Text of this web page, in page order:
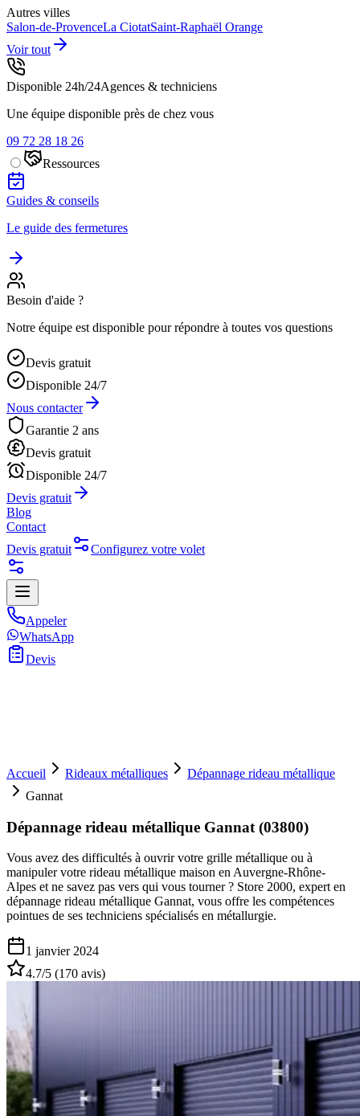
Autres villes
Salon-de-ProvenceLa CiotatSaint-Raphaël Orange
Voir tout
Disponible 24h/24Agences & techniciens
Une équipe disponible près de chez vous
09 72 28 18 26
Ressources
Guides & conseils
Le guide des fermetures
Besoin d'aide ?
Notre équipe est disponible pour répondre à toutes vos questions
Devis gratuit
Disponible 24/7
Nous contacter
Garantie 2 ans
Devis gratuit
Disponible 24/7
Devis gratuit
Blog
Contact
Devis gratuit
Configurez votre volet
Appeler
WhatsApp
Devis
Accueil Rideaux métalliques
Dépannage rideau métallique
Gannat
Dépannage rideau métallique Gannat (03800)
Vous avez des difficultés à ouvrir votre grille métallique ou à
manipuler votre rideau métallique maison en Auvergne-Rhône-
Alpes et ne savez pas vers qui vous tourner ? Store 2000, expert en
dépannage rideau métallique Gannat, vous offre les compétences
pointues de ses techniciens spécialisés en métallurgie.
1 janvier 2024
4.7/5 (170 avis)